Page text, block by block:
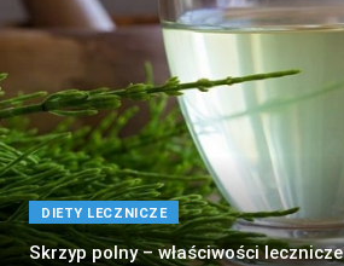
DIETY LECZNICZE
Skrzyp polny – właściwości lecznicze